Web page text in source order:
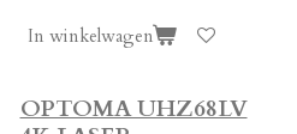
In winkelwagen
OPTOMA UHZ68LV